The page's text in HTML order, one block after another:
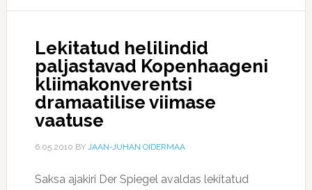
Lekitatud helilindid
paljastavad Kopenhaageni
kliimakonverentsi
dramaatilise viimase
vaatuse
6.05.2010 BY JAAN-JUHAN OIDERMAA
Saksa ajakiri Der Spiegel avaldas lekitatud